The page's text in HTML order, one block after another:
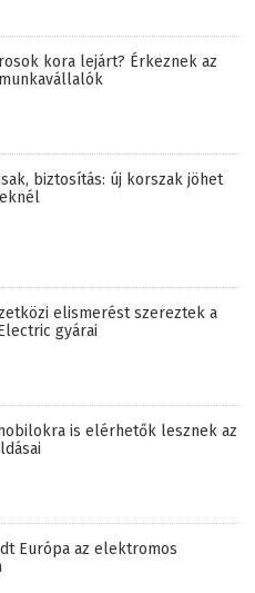
kora lejárt? Érkeznek az
biztosítás: új korszak jöhet
elismerést szereztek a
gyárai
is elérhetők lesznek az
Európa az elektromos